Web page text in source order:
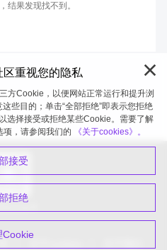
结果发现找不到。
重视您的隐私
方Cookie，以便网站正常运行和提升浏
些目的；单击“全部拒绝”即表示您拒绝
选择接受或拒绝某些Cookie。需要了解
，请参阅我们的
《关于cookies》。
接受
拒绝
Cookie